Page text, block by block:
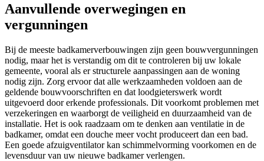
Aanvullende overwegingen en
vergunningen
Bij de meeste badkamerverbouwingen zijn geen bouwvergunningen
nodig, maar het is verstandig om dit te controleren bij uw lokale
gemeente, vooral als er structurele aanpassingen aan de woning
nodig zijn. Zorg ervoor dat alle werkzaamheden voldoen aan de
geldende bouwvoorschriften en dat loodgieterswerk wordt
uitgevoerd door erkende professionals. Dit voorkomt problemen met
verzekeringen en waarborgt de veiligheid en duurzaamheid van de
installatie. Het is ook raadzaam om te denken aan ventilatie in de
badkamer, omdat een douche meer vocht produceert dan een bad.
Een goede afzuigventilator kan schimmelvorming voorkomen en de
levensduur van uw nieuwe badkamer verlengen.